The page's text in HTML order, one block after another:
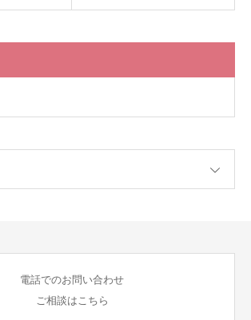
電話でのお問い合わせ
ご相談はこちら